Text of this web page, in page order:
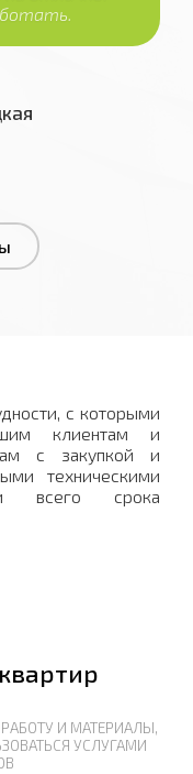
с которыми
клиентам и
с закупкой и
техническими
всего срока
И МАТЕРИАЛЫ,
УСЛУГАМИ